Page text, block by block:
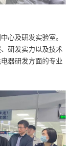
心及研发实验室。
研发实力以及技术
器研发方面的专业